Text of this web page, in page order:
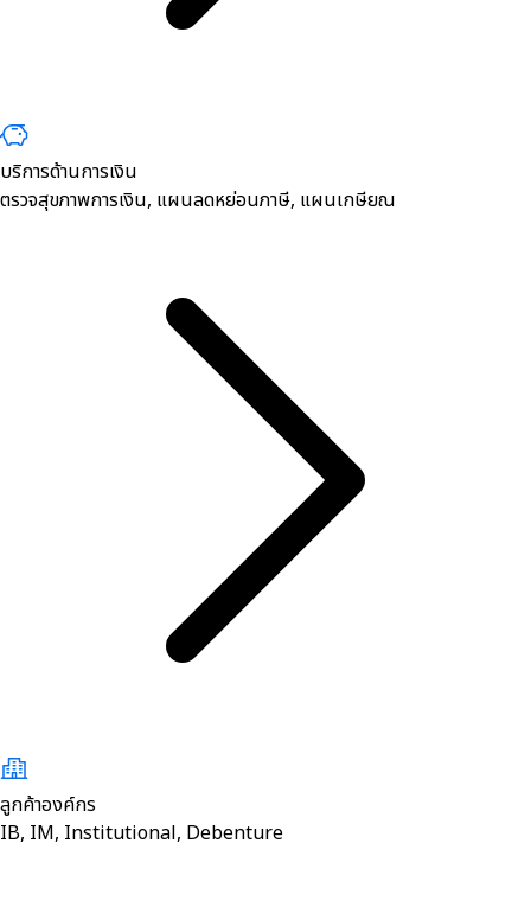
บริการด้านการเงิน
ตรวจสุขภาพการเงิน, ​แผนลดหย่อนภาษี, แผนเกษียณ
ลูกค้าองค์กร
IB, IM, Institutional, Debenture